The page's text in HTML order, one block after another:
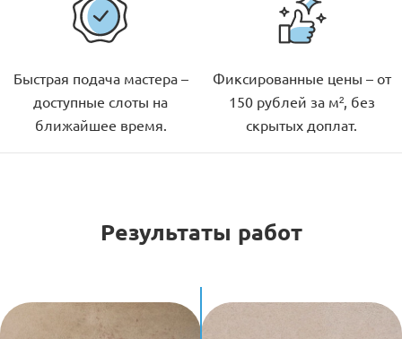
Быстрая подача мастера –
доступные слоты на
ближайшее время.
Фиксированные цены – от
150 рублей за м², без
скрытых доплат.
Результаты работ